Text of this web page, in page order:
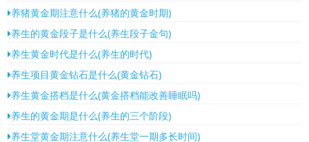
养猪黄金期注意什么(养猪的黄金时期)
养生的黄金段子是什么(养生段子金句)
养生黄金时代是什么(养生的时代)
养生项目黄金钻石是什么(黄金钻石)
养生黄金搭档是什么(黄金搭档能改善睡眠吗)
养生的黄金期是什么(养生的三个阶段)
养生堂黄金期注意什么(养生堂一期多长时间)